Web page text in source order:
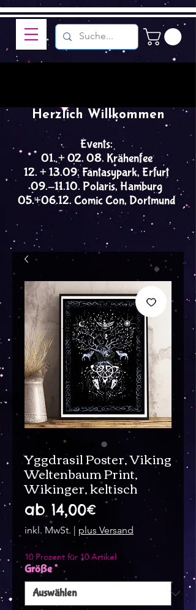
Events:
01. + 02. 08. Krähenfee
12. + 13.09. Fantasypark, Erfurt
09.-11.10. Polaris, Hamburg
05.+06.12. Comic Con, Dortmund
Herzlich Willkommen
Yggdrasil Poster, Viking
Weltenbaum Print,
Wikinger, keltisch
ab 14,00€Sale-
Preis
inkl. MwSt. | plus Versand
10 Prozent für 10 Artikel
Größe*